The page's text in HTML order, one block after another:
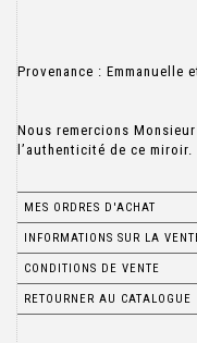
Provenance : Emmanuelle
Nous remercions
MES ORDRES D'ACHAT
INFORMATIONS SUR LA
CONDITIONS DE VENTE
RETOURNER AU CATALOGUE